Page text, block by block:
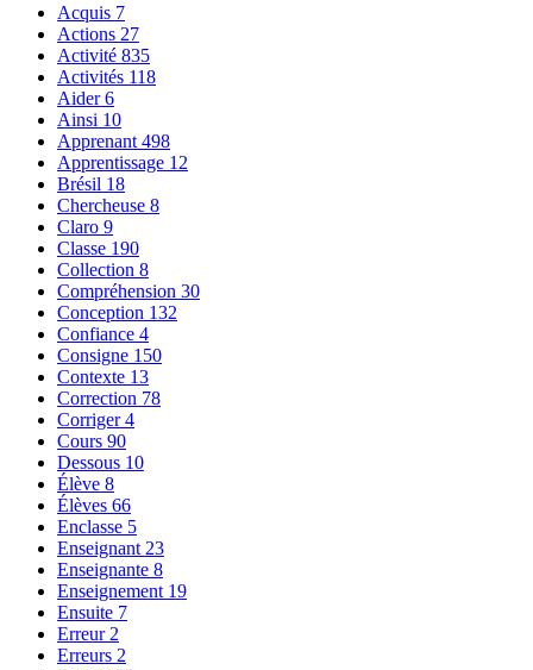
Acquis 7
Actions 27
Activité 835
Activités 118
Aider6
Ainsi 10
Apprenant 498
Apprentissage 12
Brésil 18
Chercheuse 8
Claro 9
Classe 190
Collection 8
Compréhension 30
Conception 132
Confiance 4
Consigne 150
Contexte 13
Correction 78
Corriger4
Cours 90
Dessous 10
Élève 8
Élèves 66
Enclasse 5
Enseignant 23
Enseignante 8
Enseignement 19
Ensuite 7
Erreur 2
Erreurs 2